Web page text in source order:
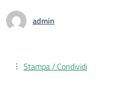
admin
Stampa / Condividi